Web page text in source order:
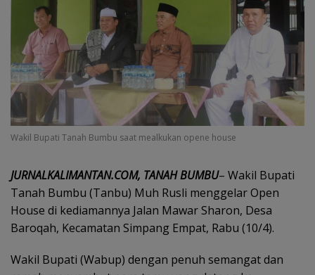
Wakil Bupati Tanah Bumbu saat mealkukan opene house
JURNALKALIMANTAN.COM, TANAH BUMBU– Wakil Bupati
Tanah Bumbu (Tanbu) Muh Rusli menggelar Open
House di kediamannya Jalan Mawar Sharon, Desa
Baroqah, Kecamatan Simpang Empat, Rabu (10/4).
Wakil Bupati (Wabup) dengan penuh semangat dan